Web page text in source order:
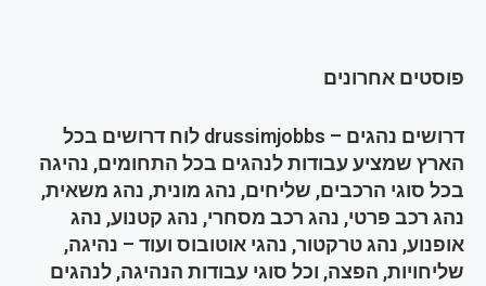
פוסטים אחרונים
דרושים נהגים – drussimjobbs לוח דרושים בכל
הארץ שמציע עבודות לנהגים בכל התחומים, נהיגה
בכל סוגי הרכבים, שליחים, נהג מונית, נהג משאית,
נהג רכב פרטי, נהג רכב מסחרי, נהג קטנוע, נהג
אופנוע, נהג טרקטור, נהגי אוטובוס ועוד – נהיגה,
שליחויות, הפצה, וכל סוגי עבודות הנהיגה, לנהגים